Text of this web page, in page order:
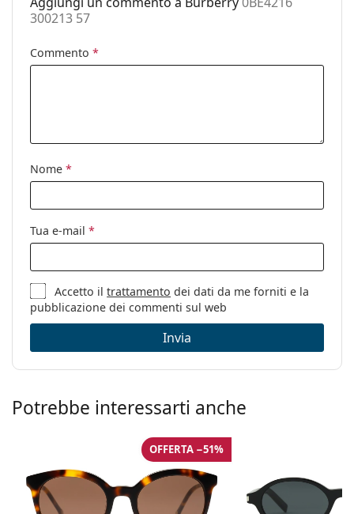
Altro
Categorie:
Occhiali da sole
Codice:
0BE4216 300213 57
300213 57
Commento *
Nome *
Tua e-mail *
Accetto iltrattamento dei dati da me forniti e la
pubblicazione dei commenti sul web
Invia
Potrebbe interessarti anche
OFFERTA −51%